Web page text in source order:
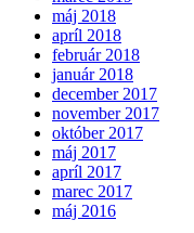
máj 2018
apríl 2018
február 2018
január 2018
december 2017
november 2017
október 2017
máj 2017
apríl 2017
marec 2017
máj 2016